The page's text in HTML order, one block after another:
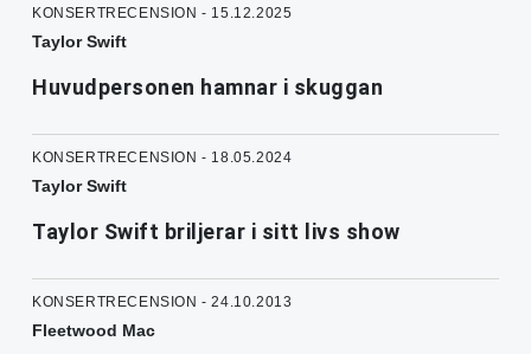
KONSERTRECENSION - 15.12.2025
Taylor Swift
Huvudpersonen hamnar i skuggan
KONSERTRECENSION - 18.05.2024
Taylor Swift
Taylor Swift briljerar i sitt livs show
KONSERTRECENSION - 24.10.2013
Fleetwood Mac